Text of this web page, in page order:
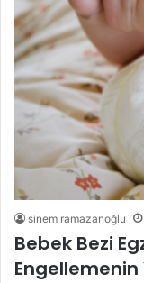
sinem ramazanoğlu
Bebek Bezi
Engellemenin